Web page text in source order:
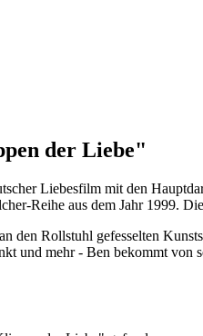
der Liebe"
Liebesfilm mit den
Reihe aus dem Jahr 1999.
den Rollstuhl gefesselten
und mehr - Ben bekommt